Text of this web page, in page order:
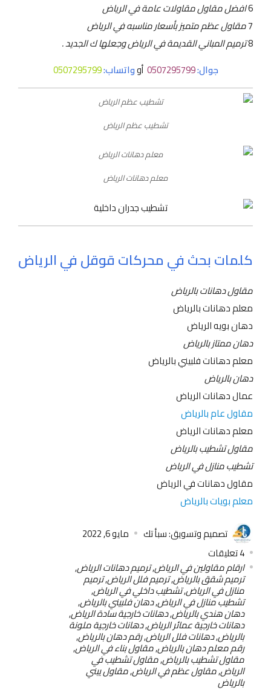
6افضل مقاول مقاولات عامة في الرياض
7مقاول عظم متميز بأسعار مناسبه في الرياض
8ترميم المباني القديمة في الرياض وجعلها ك الجديد .
جوال:0507295799 أوواتساب:0507295799
تشطيب عظم الرياض
معلم دهانات الرياض
كلمات بحث في محركات قوقل في الرياض
مقاول دهانات بالرياض
معلم دهانات بالرياض
دهان بويه الرياض
دهان ممتاز بالرياض
معلم دهانات فلبيني بالرياض
دهان بالرياض
عمال دهانات الرياض
مقاول عام بالرياض
معلم دهانات الرياض
مقاول تشطيب بالرياض
تشطيب منازل في الرياض
مقاول دهانات في الرياض
معلم بويات بالرياض
تصميم وتسويق: سبأ تك
مايو 6, 2022
4تعليقات
ارقام مقاولين في الرياض,ترميم دهانات الرياض,
ترميم شقق بالرياض,ترميم فلل الرياض,ترميم
منازل في الرياض,تشطيب داخلي في الرياض,
تشطيب منازل في الرياض,دهان فلبيني بالرياض,
دهان هندي بالرياض,دهانات خارجية سادة الرياض,
دهانات خارجية عمائر الرياض,دهانات خارجية ملونة
بالرياض,دهانات فلل الرياض,رقم دهان بالرياض,
رقم معلم دهان بالرياض,مقاول بناء في الرياض,
مقاول تشطيب بالرياض,مقاول تشطيب في
الرياض,مقاول عظم في الرياض,مقاول يبني
بالرياض